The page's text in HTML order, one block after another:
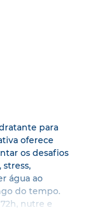
para
oferece
os desafios
stress,
água ao
do tempo.
nutre e